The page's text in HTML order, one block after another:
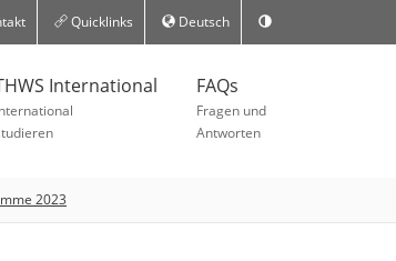
Quicklinks Deutsch
International FAQs
Fragen und
Antworten
2023